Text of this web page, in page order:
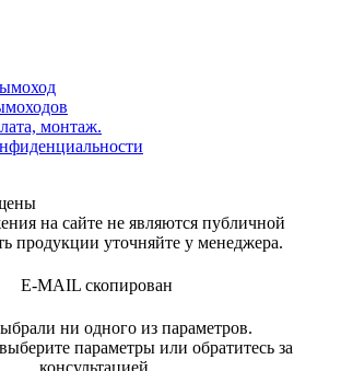
монтаж.
на сайте не являются публичной
продукции уточняйте у менеджера.
E-MAIL скопирован
ни одного из параметров.
параметры или обратитесь за